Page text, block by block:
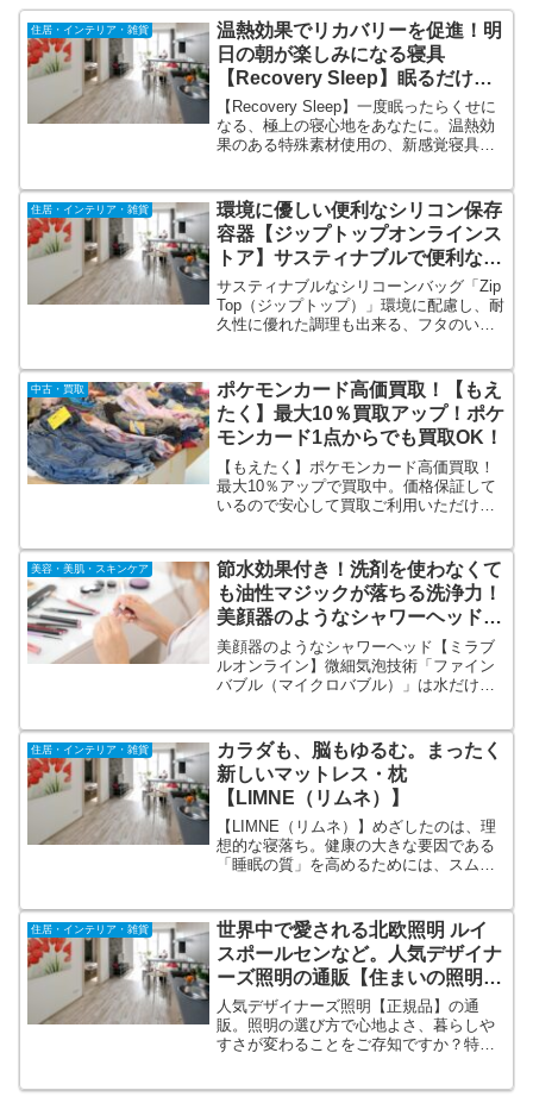
住居・インテリア・雑貨
温熱効果でリカバリーを促進！明
日の朝が楽しみになる寝具
【Recovery Sleep】眠るだけで
身体をフルリカバリー
【Recovery Sleep】一度眠ったらくせに
なる、極上の寝心地をあなたに。温熱効
果のある特殊素材使用の、新感覚寝具ブ
敷布団・マットレスに敷くだけ、ベッド
の買い替えや機械の設置は不要です。
住居・インテリア・雑貨
環境に優しい便利なシリコン保存
容器【ジップトップオンラインス
トア】サスティナブルで便利な保
存容器
サスティナブルなシリコーンバッグ「Zip
Top（ジップトップ）」環境に配慮し、耐
久性に優れた調理も出来る、フタのいら
ップは、耐久性に優れ、電子レンジ・ 食
器洗浄機に対応、また冷凍庫でも使用す
ることができます。
中古・買取
ポケモンカード高価買取！【もえ
たく】最大10％買取アップ！ポケ
モンカード1点からでも買取OK！
【もえたく】ポケモンカード高価買取！
最大10％アップで買取中。価格保証して
いるので安心して買取ご利用いただけま
取、最短翌日に集荷に伺います。利用者
さまも２２０万人突破、多くの方にご評
価頂いております。
美容・美肌・スキンケア
節水効果付き！洗剤を使わなくて
も油性マジックが落ちる洗浄力！
美顔器のようなシャワーヘッド
【ミラブルオンライン】
美顔器のようなシャワーヘッド【ミラブ
ルオンライン】微細気泡技術「ファイン
バブル（マイクロバブル）」は水だけの
中の汚れはもちろん、肌の隙間の汚れを
洗い流してくれます。
住居・インテリア・雑貨
カラダも、脳もゆるむ。まったく
新しいマットレス・枕
【LIMNE（リムネ）】
【LIMNE（リムネ）】めざしたのは、理
想的な寝落ち。健康の大きな要因である
「睡眠の質」を高めるためには、スムー
重要なポイントであると考えます。
LIMNE the mattressとthe pillowを開発。
住居・インテリア・雑貨
世界中で愛される北欧照明 ルイ
スポールセンなど。人気デザイナ
ーズ照明の通販【住まいの照明
ラ・ヴィータ】
人気デザイナーズ照明【正規品】の通
販。照明の選び方で心地よさ、暮らしや
すさが変わることをご存知ですか？特に